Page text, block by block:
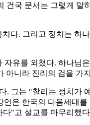
국 문서는 그렇게
다. 그리고 정치는
유를 외쳤다. 하나
니라 진리의 검을
그는 "찰리는 정치
은 한국의 다음세대
다"고 설교를 마무리했